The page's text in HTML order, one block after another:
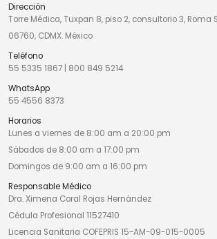
Dirección
Torre Médica, Tuxpan 8, piso 2, consultorio 3, Roma
06760, CDMX. México
Teléfono
55 5335 1867
800 849 5214
WhatsApp
55 4556 8373
Horarios
Lunes a viernes de 8:00 am a 20:00 pm
Sábados de 8:00 am a 17:00 pm
Domingos de 9:00 am a 16:00 pm
Responsable Médico
Dra. Ximena Coral Rojas Hernández
Cédula Profesional 11527410
Licencia Sanitaria COFEPRIS 15-AM-09-015-0005